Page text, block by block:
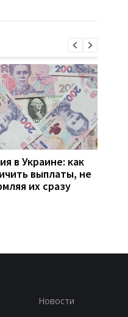
в Украине: как
выплаты, не
их сразу
Новости